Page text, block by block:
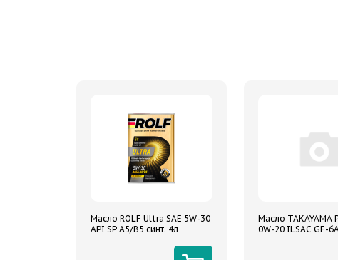
Масло ROLF Ultra SAE 5W-30
API SP A5/B5 синт. 4л
Масло TAKAYAMA
0W-20 ILSAC GF-